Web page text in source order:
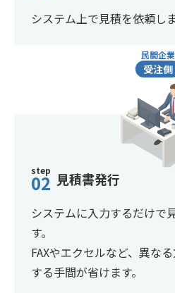
システム上で見積を依頼しま
民間企業
受注側
step
02 見積書発行
システムに入力するだけで
す。
FAXやエクセルなど、異な
する手間が省けます。